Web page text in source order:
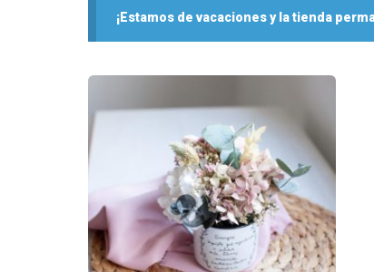
¡Estamos de vacaciones y la tienda